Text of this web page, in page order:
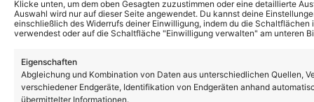
Klicke unten, um dem oben Gesagten zuzustimmen oder eine detaillierte
Auswahl wird nur auf dieser Seite angewendet. Du kannst deine
einschließlich des Widerrufs deiner Einwilligung, indem du die
verwendest oder auf die Schaltfläche "Einwilligung verwalten" am unteren
Eigenschaften
Abgleichung und Kombination von Daten aus unterschiedlichen Quellen,
verschiedener Endgeräte, Identifikation von Endgeräten anhand
übermittelter Informationen.
Kevin Drewes
CHEFREDAKTEUR
Schlager unterwegs und bringt als
Chefredakteur seine ganze Erfahrung und
Leidenschaft mit hinein. Kein anderer kann